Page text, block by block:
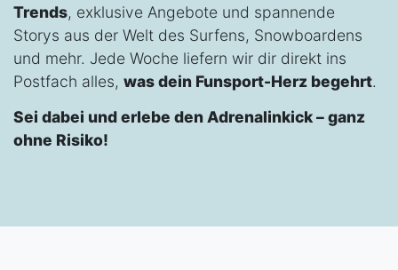
Trends, exklusive Angebote und spannende
Storys aus der Welt des Surfens, Snowboardens
und mehr. Jede Woche liefern wir dir direkt ins
Postfach alles, was dein Funsport-Herz begehrt.
Sei dabei und erlebe den Adrenalinkick – ganz
ohne Risiko!